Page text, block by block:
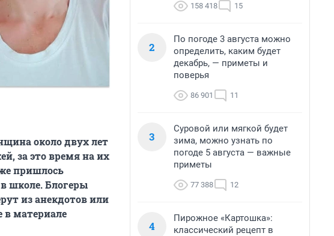
около двух лет
за это время на их
пришлось
школе. Блогеры
из анекдотов или
в материале
158 418 15
2
По погоде 3 августа можно
определить, каким будет
декабрь, — приметы и
поверья
86 901 11
3
Суровой или мягкой будет
зима, можно узнать по
погоде 5 августа — важные
приметы
77 388 12
4
Пирожное «Картошка»:
классический рецепт в